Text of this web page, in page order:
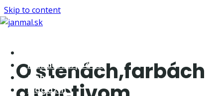
Skip to content
Maliarske práce
Cena
Magazín
O stenách,farbách